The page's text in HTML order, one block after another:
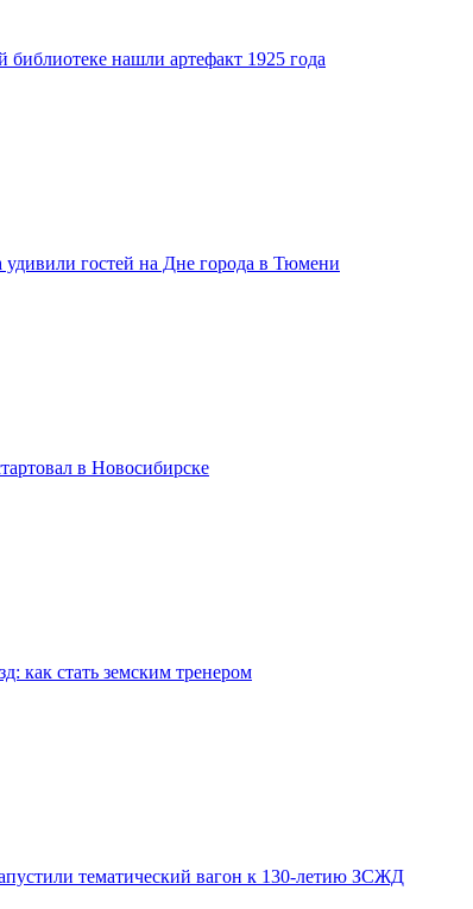
нашли артефакт 1925 года
гостей на Дне города в Тюмени
в Новосибирске
как стать земским тренером
тематический вагон к 130-летию ЗСЖД